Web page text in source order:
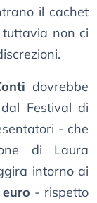
il cachet
non ci
dovrebbe
dal Festival di
- che
di Laura
intorno ai
- rispetto